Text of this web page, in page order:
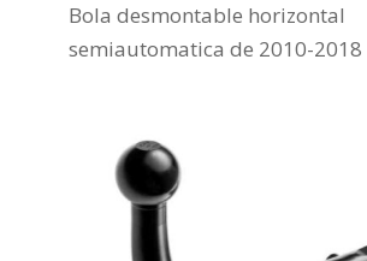
Bola desmontable horizontal
semiautomatica de 2010-2018